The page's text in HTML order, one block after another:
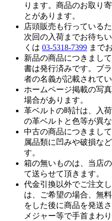
ります。商品のお取り
とがあります。
店頭販売も行っている
次回の入荷までお待ち
くは 03-5318-7399 まで
新品の商品につきまし
書は発行済みです。ブ
者の名義が記載されて
ホームページ掲載の写
場合があります。
革ベルトの時計は、入
の革ベルトと色等が異
中古の商品につきまし
属品類に凹みや破損な
す。
箱の無いものは、当店
て送らせて頂きます。
代金引換以外でご注文
は、ご希望の場合、無
をした後に商品を発送
メジャー等で手首まわ